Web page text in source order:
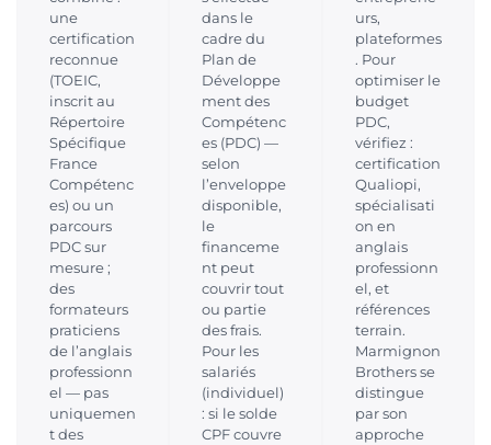
une
certification
reconnue
(TOEIC,
inscrit au
Répertoire
Spécifique
France
Compétenc
es) ou un
parcours
PDC sur
mesure ;
des
formateurs
praticiens
de l’anglais
professionn
el — pas
uniquemen
t des
dans le
cadre du
Plan de
Développe
ment des
Compétenc
es (PDC) —
selon
l’enveloppe
disponible,
le
financeme
nt peut
couvrir tout
ou partie
des frais.
Pour les
salariés
(individuel)
: si le solde
CPF couvre
urs,
plateformes
. Pour
optimiser le
budget
PDC,
vérifiez :
certification
Qualiopi,
spécialisati
on en
anglais
professionn
el, et
références
terrain.
Marmignon
Brothers se
distingue
par son
approche